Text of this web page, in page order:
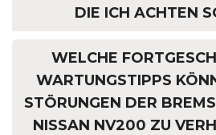
DIE ICH ACHTEN
WELCHE
WARTUNGSTIPPS
STÖRUNGEN DER
NISSAN NV200 ZU